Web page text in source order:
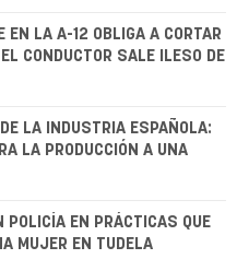
EN LA A-12 OBLIGA A CORTAR
CONDUCTOR SALE ILESO DE
LA INDUSTRIA ESPAÑOLA:
LA PRODUCCIÓN A UNA
POLICÍA EN PRÁCTICAS QUE
MUJER EN TUDELA